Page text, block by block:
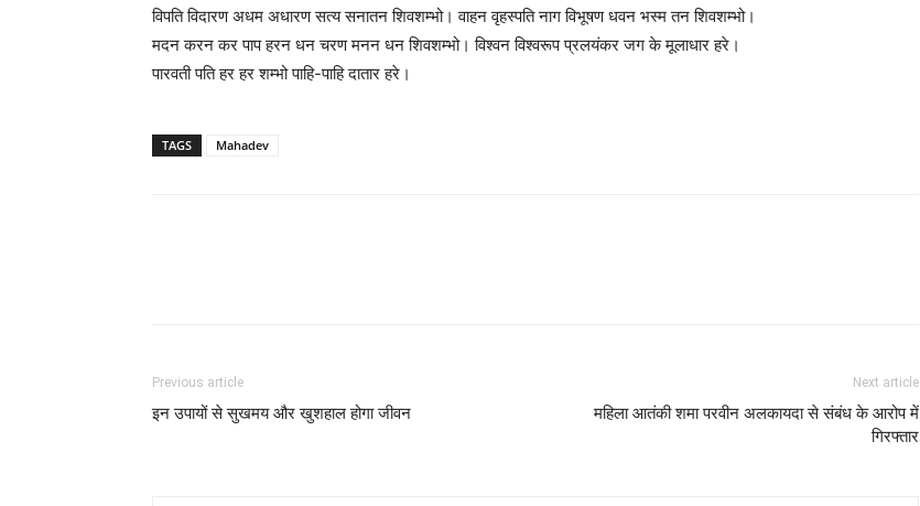
विपति विदारण अधम अधारण सत्य सनातन शिवशम्भो। वाहन वृहस्पति नाग विभूषण धवन भस्म तन शिवशम्भो।
मदन करन कर पाप हरन धन चरण मनन धन शिवशम्भो। विश्वन विश्वरूप प्रलयंकर जग के मूलाधार हरे।
पारवती पति हर हर शम्भो पाहि-पाहि दातार हरे।
TAGS Mahadev
Previous article
इन उपायों से सुखमय और खुशहाल होगा जीवन
Next article
महिला आतंकी शमा परवीन अलकायदा से संबंध के आरोप में
गिरफ्तार